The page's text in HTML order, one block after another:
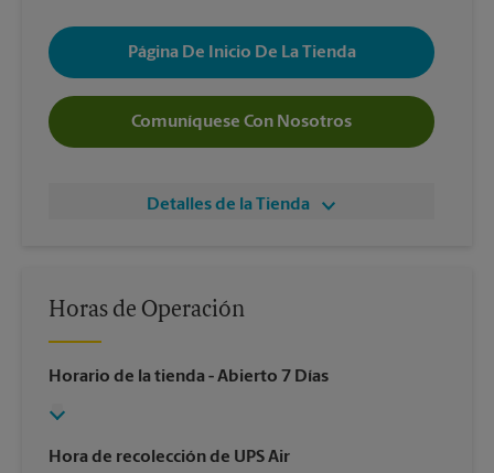
Página De Inicio De La Tienda
Comuníquese Con Nosotros
Detalles de la Tienda
Horas de Operación
Horario de la tienda - Abierto 7 Días
Hora de recolección de UPS Air